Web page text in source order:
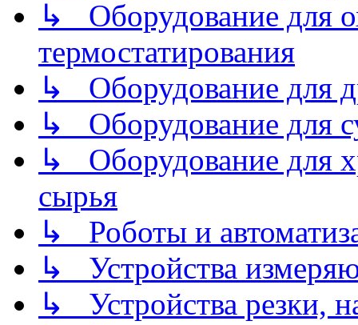
↳ Оборудование для
термостатирования
↳ Оборудование для
↳ Оборудование для
↳ Оборудование для
сырья
↳ Роботы и
↳ Устройства
↳ Устройства резки,